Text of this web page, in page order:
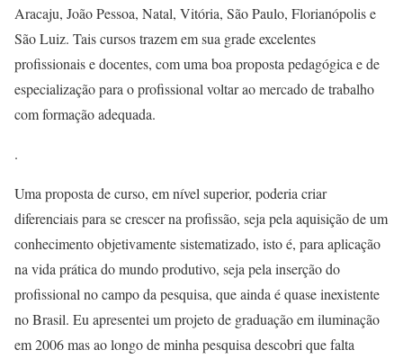
Aracaju, João Pessoa, Natal, Vitória, São Paulo, Florianópolis e
São Luiz. Tais cursos trazem em sua grade excelentes
profissionais e docentes, com uma boa proposta pedagógica e de
especialização para o profissional voltar ao mercado de trabalho
com formação adequada.
.
Uma proposta de curso, em nível superior, poderia criar
diferenciais para se crescer na profissão, seja pela aquisição de um
conhecimento objetivamente sistematizado, isto é, para aplicação
na vida prática do mundo produtivo, seja pela inserção do
profissional no campo da pesquisa, que ainda é quase inexistente
no Brasil. Eu apresentei um projeto de graduação em iluminação
em 2006 mas ao longo de minha pesquisa descobri que falta